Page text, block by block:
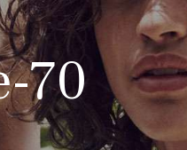
70